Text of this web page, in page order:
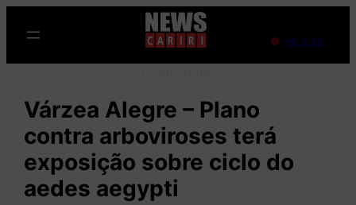
para
o
Ao Vivo
Várzea Alegre – Plano
contra arboviroses terá
exposição sobre ciclo do
aedes aegypti